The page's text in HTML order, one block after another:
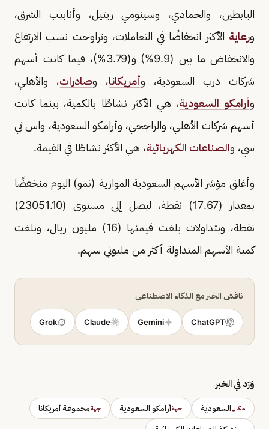
البابطين، والحمادي، وسينومي ريتيل، وأنابيب الشرق،
ورعاية الأكثر انخفاضًا في التعاملات، وتراوحت نسب الارتفاع
والانخفاض ما بين (9.9%) و(3.79%)، فيما كانت أسهم
شركات درب السعودية، وأمريكانا، وصادرات، والأهلي،
وأرامكو السعودية، هي الأكثر نشاطًا بالكمية، بينما كانت
أسهم شركات الأهلي، والراجحي، وأرامكو السعودية، واس تي
سي، والصناعات الكهربائية، هي الأكثر نشاطًا في القيمة.
وأغلق مؤشر الأسهم السعودية الموازية (نمو) اليوم منخفضًا
بمقدار (17.67) نقطة، ليصل إلى مستوى (23051.10)
نقطة، وبتداولات بلغت قيمتها (16) مليون ريال، وبلغت
كمية الأسهم المتداولة أكثر من مليوني سهم.
ناقش الخبر مع الذكاء الاصطناعي
ChatGPT
Gemini
Claude
Grok
وَرَد في الخبر
مكانالسعودية جهةأرامكو السعودية جهةمجموعة أمريكانا